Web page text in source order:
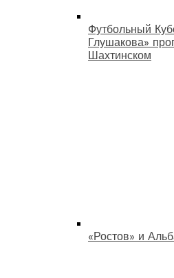
Футбольный
Глушакова»
Шахтинском
«Ростов» и